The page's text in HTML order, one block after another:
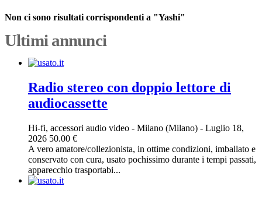
Non ci sono risultati corrispondenti a "Yashi"
Ultimi annunci
Radio stereo con doppio lettore di
audiocassette
Hi-fi, accessori audio video - Milano (Milano) - Luglio 18,
2026 50.00 €
A vero amatore/collezionista, in ottime condizioni, imballato e
conservato con cura, usato pochissimo durante i tempi passati,
apparecchio trasportabi...